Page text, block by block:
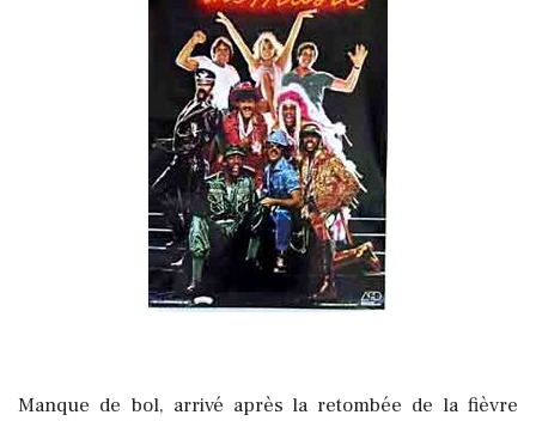
Manque de bol, arrivé après la retombée de la fièvre